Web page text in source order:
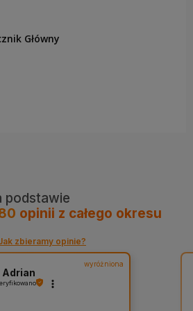
Główny
podstawie
opinii z całego okresu
zbieramy opinie?
wyróżniona
Adrian